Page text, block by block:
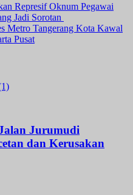
Represif Oknum Pegawai
Jadi Sorotan
Metro Tangerang Kota Kawal
Pusat
Jurumudi
dan Kerusakan